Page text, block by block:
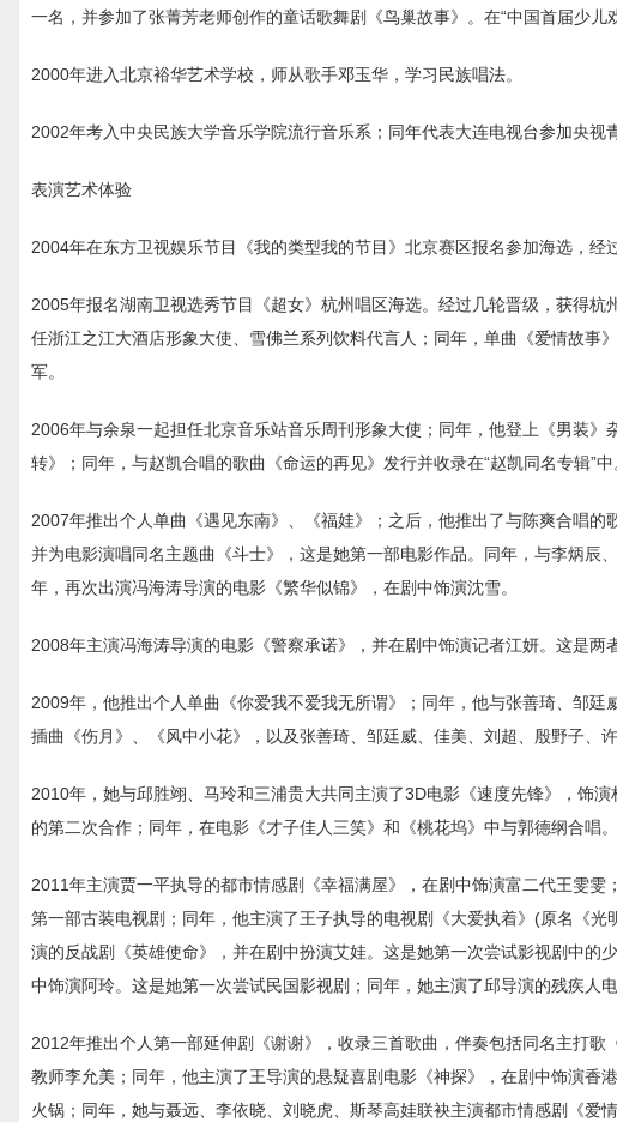
一名，并参加了张菁芳老师创作的童话歌舞剧《鸟巢故事》。在“中国首届少
2000年进入北京裕华艺术学校，师从歌手邓玉华，学习民族唱法。
2002年考入中央民族大学音乐学院流行音乐系；同年代表大连电视台参加央视
表演艺术体验
2004年在东方卫视娱乐节目《我的类型我的节目》北京赛区报名参加海选，经
2005年报名湖南卫视选秀节目《超女》杭州唱区海选。经过几轮晋级，获得
任浙江之江大酒店形象大使、雪佛兰系列饮料代言人；同年，单曲《爱情故
军。
2006年与余泉一起担任北京音乐站音乐周刊形象大使；同年，他登上《男装
转》；同年，与赵凯合唱的歌曲《命运的再见》发行并收录在“赵凯同名专辑”中
2007年推出个人单曲《遇见东南》、《福娃》；之后，他推出了与陈爽合唱
并为电影演唱同名主题曲《斗士》，这是她第一部电影作品。同年，与李炳辰
年，再次出演冯海涛导演的电影《繁华似锦》，在剧中饰演沈雪。
2008年主演冯海涛导演的电影《警察承诺》，并在剧中饰演记者江妍。这是两
2009年，他推出个人单曲《你爱我不爱我无所谓》；同年，他与张善琦、邹
插曲《伤月》、《风中小花》，以及张善琦、邹廷威、佳美、刘超、殷野子、
2010年，她与邱胜翊、马玲和三浦贵大共同主演了3D电影《速度先锋》，饰
的第二次合作；同年，在电影《才子佳人三笑》和《桃花坞》中与郭德纲合唱。
2011年主演贾一平执导的都市情感剧《幸福满屋》，在剧中饰演富二代王雯
第一部古装电视剧；同年，他主演了王子执导的电视剧《大爱执着》(原名《
演的反战剧《英雄使命》，并在剧中扮演艾娃。这是她第一次尝试影视剧中的
中饰演阿玲。这是她第一次尝试民国影视剧；同年，她主演了邱导演的残疾人
2012年推出个人第一部延伸剧《谢谢》，收录三首歌曲，伴奏包括同名主打
教师李允美；同年，他主演了王导演的悬疑喜剧电影《神探》，在剧中饰演
火锅；同年，她与聂远、李依晓、刘晓虎、斯琴高娃联袂主演都市情感剧《爱